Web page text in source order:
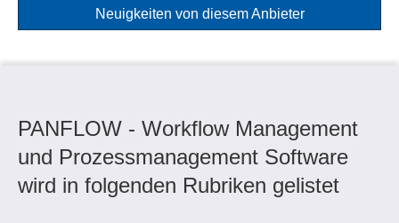
Neuigkeiten von diesem Anbieter
PANFLOW - Workflow Management
und Prozessmanagement Software
wird in folgenden Rubriken gelistet